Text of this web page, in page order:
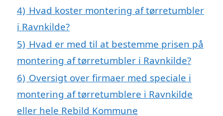
4) Hvad koster montering af tørretumbler
i Ravnkilde?
5) Hvad er med til at bestemme prisen på
montering af tørretumbler i Ravnkilde?
6) Oversigt over firmaer med speciale i
montering af tørretumblere i Ravnkilde
eller hele Rebild Kommune